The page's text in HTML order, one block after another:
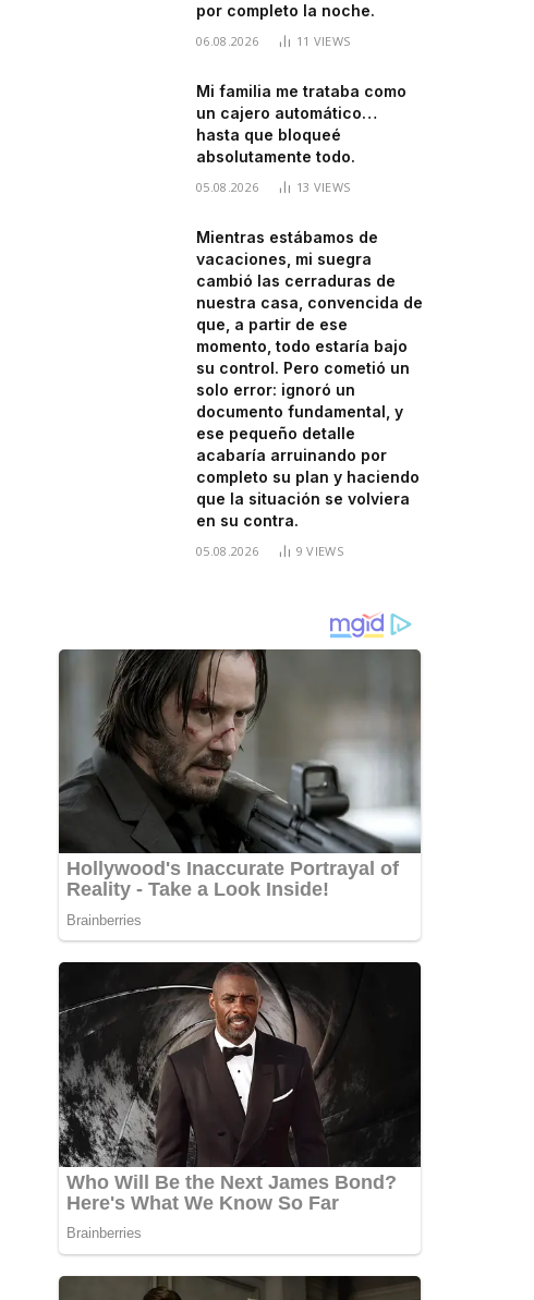
por completo la noche.
06.08.2026 11 VIEWS
Mi familia me trataba como
un cajero automático…
hasta que bloqueé
absolutamente todo.
05.08.2026 13 VIEWS
Mientras estábamos de
vacaciones, mi suegra
cambió las cerraduras de
nuestra casa, convencida de
que, a partir de ese
momento, todo estaría bajo
su control. Pero cometió un
solo error: ignoró un
documento fundamental, y
ese pequeño detalle
acabaría arruinando por
completo su plan y haciendo
que la situación se volviera
en su contra.
05.08.2026 9VIEWS